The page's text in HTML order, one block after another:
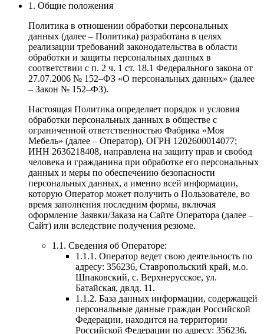
1. Общие положения
Политика в отношении обработки персональных
данных (далее – Политика) разработана в целях
реализации требований законодательства в области
обработки и защиты персональных данных в
соответствии с п. 2 ч. 1 ст. 18.1 Федерального закона от
27.07.2006 № 152–ФЗ «О персональных данных» (далее
– Закон № 152–ФЗ).
Настоящая Политика определяет порядок и условия
обработки персональных данных в обществе с
ограниченной ответственностью Фабрика «Моя
Мебель» (далее – Оператор), ОГРН 1202600014077;
ИНН 2636218408, направлена на защиту прав и свобод
человека и гражданина при обработке его персональных
данных и меры по обеспечению безопасности
персональных данных, а именно всей информации,
которую Оператор может получить о Пользователе, во
время заполнения последним формы, включая
оформление Заявки/Заказа на Сайте Оператора (далее –
Сайт) или вследствие получения резюме.
1.1. Сведения об Операторе:
1.1.1. Оператор ведет свою деятельность по
адресу: 356236, Ставропольский край, м.о.
Шпаковский, с. Верхнерусское, ул.
Батайская, двлд. 11.
1.1.2. База данных информации, содержащей
персональные данные граждан Российской
Федерации, находится на территории
Российской Федерации по адресу: 356236,